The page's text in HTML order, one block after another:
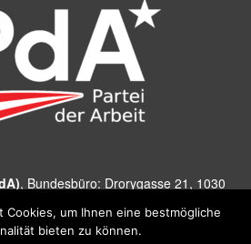
, Bundesbüro: Drorygasse 21, 1030
Impressum
Cookies, um Ihnen eine bestmögliche
bieten zu können.